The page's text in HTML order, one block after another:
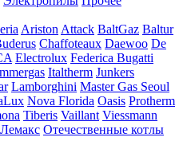
Ariston Attack BaltGaz Baltur
Chaffoteaux Daewoo De
Electrolux Federica Bugatti
Italtherm Junkers
Lamborghini Master Gas Seoul
Nova Florida Oasis Protherm
Tiberis Vaillant Viessmann
Лемакс Отечественные котлы